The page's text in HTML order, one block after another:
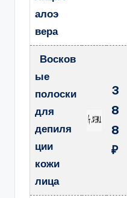
алоэ
вера
Восков
ые
полоски
для
депиля
ции
кожи
лица
3
8
8
₽